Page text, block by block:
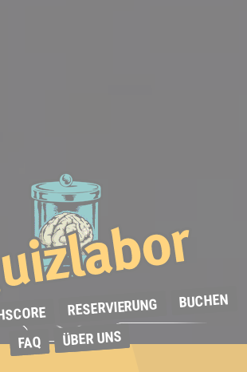
RESERVIERUNG BUCHEN
FAQ ÜBER UNS